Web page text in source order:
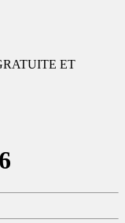
ET